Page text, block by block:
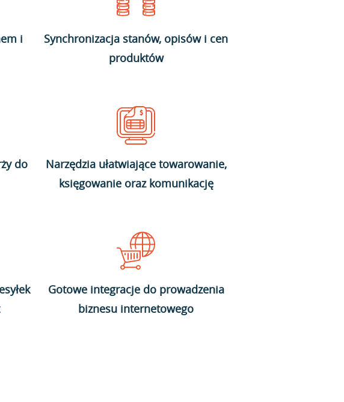
i
Synchronizacja stanów, opisów i cen
produktów
do
Narzędzia ułatwiające towarowanie,
księgowanie oraz komunikację
Gotowe integracje do prowadzenia
biznesu internetowego